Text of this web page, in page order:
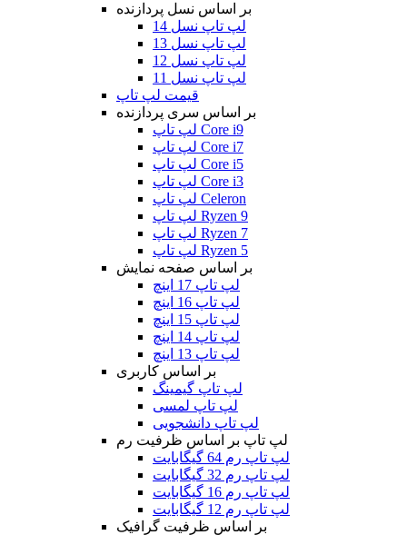
بر اساس نسل پردازنده
لپ تاپ نسل 14
لپ تاپ نسل 13
لپ تاپ نسل 12
لپ تاپ نسل 11
قیمت لپ تاپ
بر اساس سری پردازنده
لپ تاپ Core i9
لپ تاپ Core i7
لپ تاپ Core i5
لپ تاپ Core i3
لپ تاپ Celeron
لپ تاپ Ryzen 9
لپ تاپ Ryzen 7
لپ تاپ Ryzen 5
بر اساس صفحه نمایش
لپ تاپ 17 اینچ
لپ تاپ 16 اینچ
لپ تاپ 15 اینچ
لپ تاپ 14 اینچ
لپ تاپ 13 اینچ
بر اساس کاربری
لپ تاپ گیمینگ
لپ تاپ لمسی
لپ تاپ دانشجویی
لپ تاپ بر اساس ظرفیت رم
لپ تاپ رم 64 گیگابایت
لپ تاپ رم 32 گیگابایت
لپ تاپ رم 16 گیگابایت
لپ تاپ رم 12 گیگابایت
بر اساس ظرفیت گرافیک